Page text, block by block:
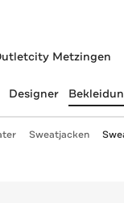
Metzingen
Designer
Sweatjacken